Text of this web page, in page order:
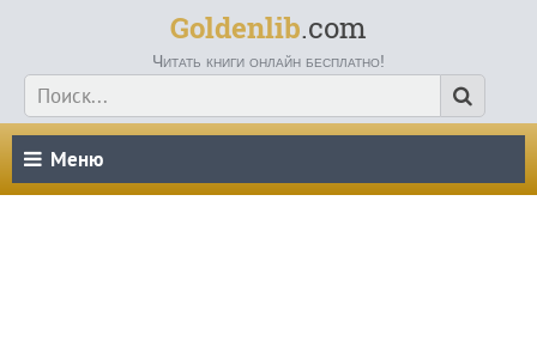
Goldenlib.com
Читать книги онлайн бесплатно!
Меню